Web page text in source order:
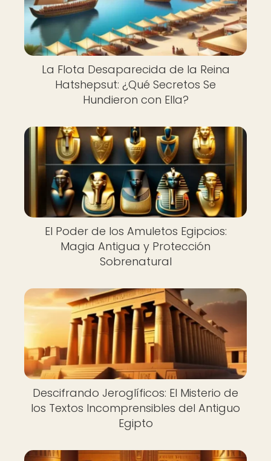
La Flota Desaparecida de la Reina
Hatshepsut: ¿Qué Secretos Se
Hundieron con Ella?
El Poder de los Amuletos Egipcios:
Magia Antigua y Protección
Sobrenatural
Descifrando Jeroglíficos: El Misterio de
los Textos Incomprensibles del Antiguo
Egipto